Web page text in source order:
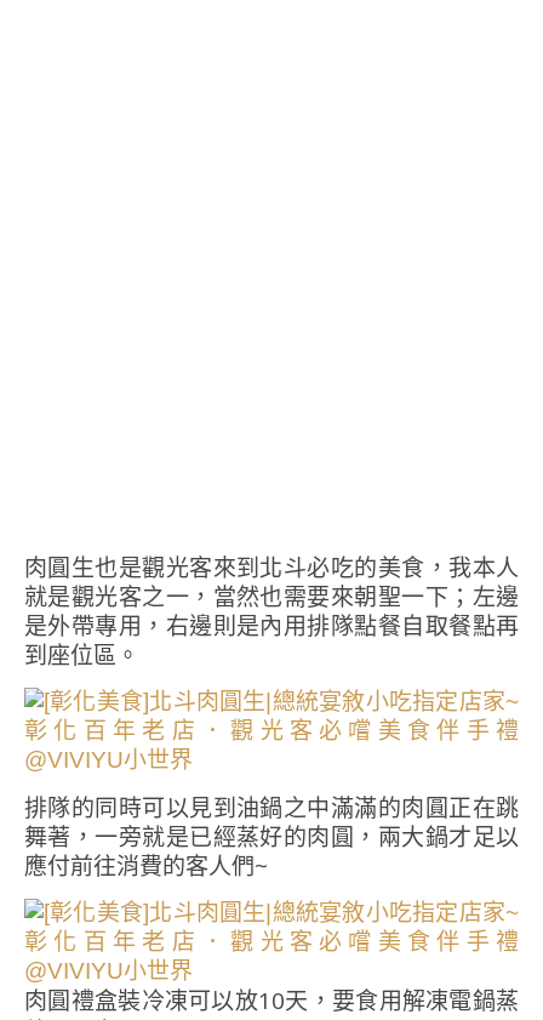
肉圓生也是觀光客來到北斗必吃的美食，我本人
就是觀光客之一，當然也需要來朝聖一下；左邊
是外帶專用，右邊則是內用排隊點餐自取餐點再
到座位區。
排隊的同時可以見到油鍋之中滿滿的肉圓正在跳
舞著，一旁就是已經蒸好的肉圓，兩大鍋才足以
應付前往消費的客人們~
肉圓禮盒裝冷凍可以放10天，要食用解凍電鍋蒸